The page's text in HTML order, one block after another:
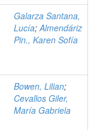
Galarza Santana,
Lucía;Almendáriz
Pin., Karen Sofía
Bowen, Lilian;
Cevallos Giler,
María Gabriela